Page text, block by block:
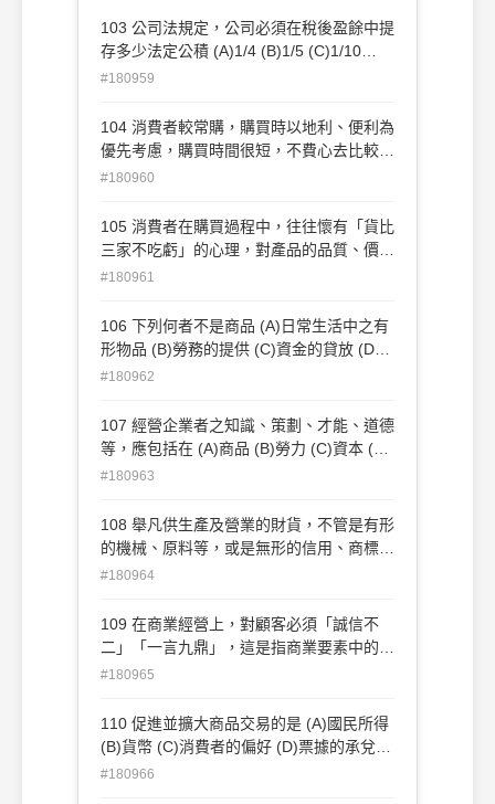
103 公司法規定，公司必須在稅後盈餘中提
存多少法定公積 (A)1/4 (B)1/5 (C)1/10
#180959
104 消費者較常購，購買時以地利、便利為
優先考慮，購買時間很短，不費心去比較品
質、售價、包裝、服務等的消費品為 (A)選
#180960
105 消費者在購買過程中，往往懷有「貨比
三家不吃虧」的心理，對產品的品質、價
格、式樣、適用與否等方面加以比較，經過
購品 (B)便利品 (C)特殊品 (D)日用品
#180961
106 下列何者不是商品 (A)日常生活中之有
形物品 (B)勞務的提供 (C)資金的貸放 (D)
以上皆非
#180962
107 經營企業者之知識、策劃、才能、道德
等，應包括在 (A)商品 (B)勞力 (C)資本 (D)
#180963
108 舉凡供生產及營業的財貨，不管是有形
的機械、原料等，或是無形的信用、商標
等，統稱為 (A)商品 (B)勞力 (C)資本 (D)商
#180964
109 在商業經營上，對顧客必須「誠信不
二」「一言九鼎」，這是指商業要素中的
(A)勞力 (B)資本 (C)組織 (D)商業信用(商
#180965
110 促進並擴大商品交易的是 (A)國民所得
(B)貨幣 (C)消費者的偏好 (D)票據的承兌與
貼現 。
#180966